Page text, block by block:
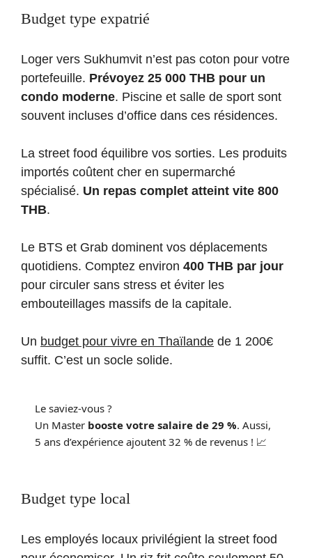
Budget type expatrié
Loger vers Sukhumvit n’est pas coton pour votre
portefeuille. Prévoyez 25 000 THB pour un
condo moderne. Piscine et salle de sport sont
souvent incluses d’office dans ces résidences.
La street food équilibre vos sorties. Les produits
importés coûtent cher en supermarché
spécialisé. Un repas complet atteint vite 800
THB.
Le BTS et Grab dominent vos déplacements
quotidiens. Comptez environ 400 THB par jour
pour circuler sans stress et éviter les
embouteillages massifs de la capitale.
Un budget pour vivre en Thaïlande de 1 200€
suffit. C’est un socle solide.
Le saviez-vous ?
Un Master booste votre salaire de 29 %. Aussi,
5 ans d’expérience ajoutent 32 % de revenus ! 📈
Budget type local
Les employés locaux privilégient la street food